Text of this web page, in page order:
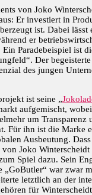
von Joko
Er investiert in
ist. Dabei lässt
er
Paradebeispiel ist
Der
des jungen
ist seine „
aufgemischt,
um Transparenz
Für ihn ist die Marke
Ausbeutung.
Joko
Spiel dazu. Sein
„GoButler“ war zwar
letztlich an der
für